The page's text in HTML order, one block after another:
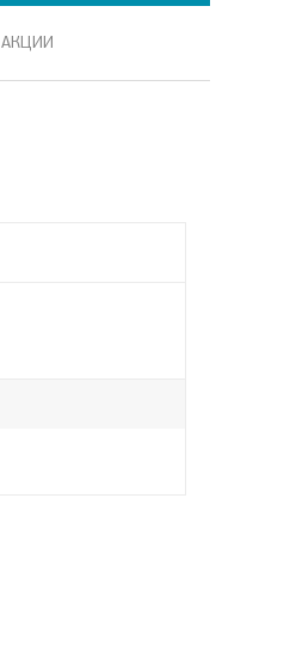
АКЦИИ